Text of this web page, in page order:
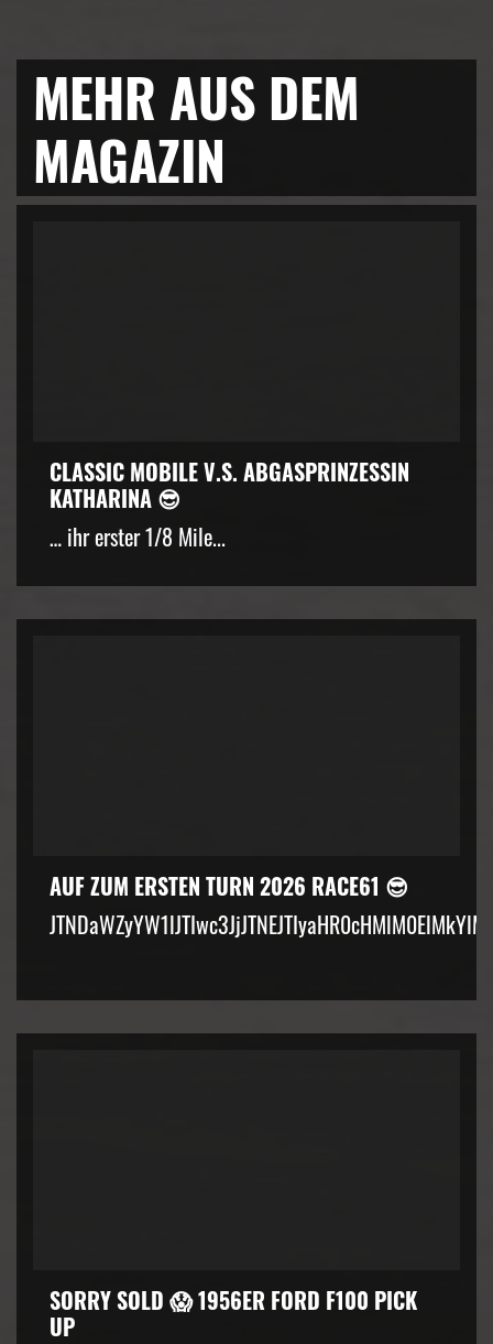
MEHR AUS DEM
MAGAZIN
CLASSIC MOBILE V.S. ABGASPRINZESSIN
KATHARINA 😎
… ihr erster 1/8 Mile...
AUF ZUM ERSTEN TURN 2026 RACE61 😎
SORRY SOLD 😱 1956ER FORD F100 PICK
UP